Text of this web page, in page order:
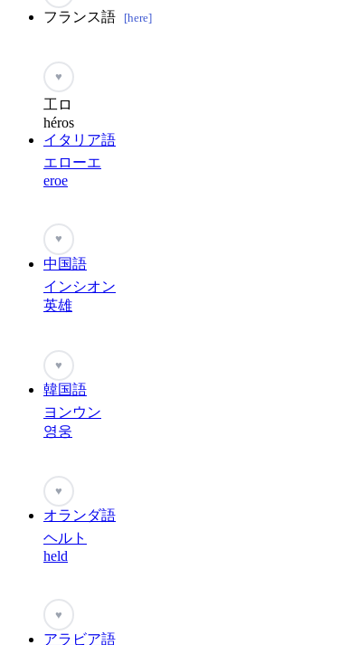
フランス語 [here]
♥
工ロ
héros
イタリア語
エローエ
eroe
♥
中国語
インシオン
英雄
♥
韓国語
ヨンウン
영웅
♥
オランダ語
ヘルト
held
♥
アラビア語